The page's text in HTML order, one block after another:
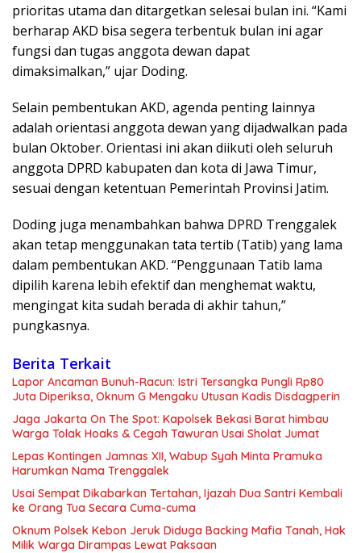
prioritas utama dan ditargetkan selesai bulan ini. “Kami
berharap AKD bisa segera terbentuk bulan ini agar
fungsi dan tugas anggota dewan dapat
dimaksimalkan,” ujar Doding.
Selain pembentukan AKD, agenda penting lainnya
adalah orientasi anggota dewan yang dijadwalkan pada
bulan Oktober. Orientasi ini akan diikuti oleh seluruh
anggota DPRD kabupaten dan kota di Jawa Timur,
sesuai dengan ketentuan Pemerintah Provinsi Jatim.
Doding juga menambahkan bahwa DPRD Trenggalek
akan tetap menggunakan tata tertib (Tatib) yang lama
dalam pembentukan AKD. “Penggunaan Tatib lama
dipilih karena lebih efektif dan menghemat waktu,
mengingat kita sudah berada di akhir tahun,”
pungkasnya.
Berita Terkait
Lapor Ancaman Bunuh-Racun: Istri Tersangka Pungli Rp80
Juta Diperiksa, Oknum G Mengaku Utusan Kadis Disdagperin
Jaga Jakarta On The Spot: Kapolsek Bekasi Barat himbau
Warga Tolak Hoaks & Cegah Tawuran Usai Sholat Jumat
Lepas Kontingen Jamnas XII, Wabup Syah Minta Pramuka
Harumkan Nama Trenggalek
Usai Sempat Dikabarkan Tertahan, Ijazah Dua Santri Kembali
ke Orang Tua Secara Cuma-cuma
Oknum Polsek Kebon Jeruk Diduga Backing Mafia Tanah, Hak
Milik Warga Dirampas Lewat Paksaan